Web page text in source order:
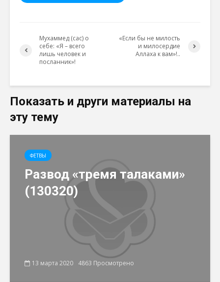
Мухаммед (сас) о
себе: «Я – всего
лишь человек и
посланник»!
«Если бы не милость
и милосердие
Аллаха к вам»!..
Показать и други материалы на
эту тему
ФЕТВЫ
Развод «тремя талаками»
(130320)
13 марта 2020 4863 Просмотрено